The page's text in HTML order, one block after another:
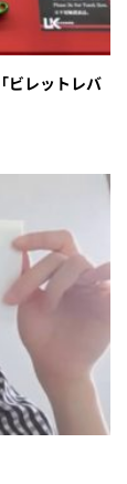
ビレットレバ